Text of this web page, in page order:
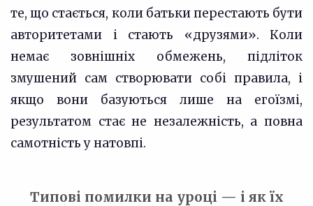
те, що стається, коли батьки перестають бути
авторитетами і стають «друзями». Коли
немає зовнішніх обмежень, підліток
змушений сам створювати собі правила, і
якщо вони базуються лише на егоїзмі,
результатом стає не незалежність, а повна
самотність у натовпі.
Типові помилки на уроці — і як їх